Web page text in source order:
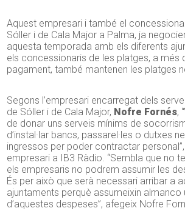
Aquest empresari i també el
Sóller i de Cala Major a Palma, ja
aquesta temporada amb els diferents
els concessionaris de les platges, a més
pagament, també mantenen les platges
Segons l’empresari encarregat dels
de Sóller i de Cala Major, Nofre Fornés,
de donar uns serveis mínims de
d’instal·lar bancs, passarel·les o dutxes
ingressos per poder contractar
empresari a IB3 Ràdio. “Sembla que no
els empresaris no podrem assumir les
És per això que serà necessari arribar a
ajuntaments perquè assumeixin almanco
d’aquestes despeses”, afegeix Nofre